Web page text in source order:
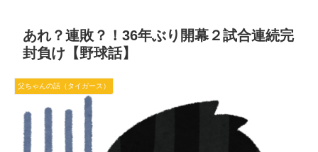
あれ？連敗？！36年ぶり開幕２試合連続完
封負け【野球話】
父ちゃんの話（タイガース）